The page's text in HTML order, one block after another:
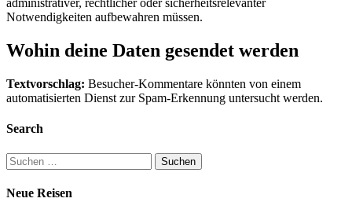
administrativer, rechtlicher oder sicherheitsrelevanter
Notwendigkeiten aufbewahren müssen.
Wohin deine Daten gesendet werden
Textvorschlag: Besucher-Kommentare könnten von einem
automatisierten Dienst zur Spam-Erkennung untersucht werden.
Search
Suchen
nach:
Neue Reisen